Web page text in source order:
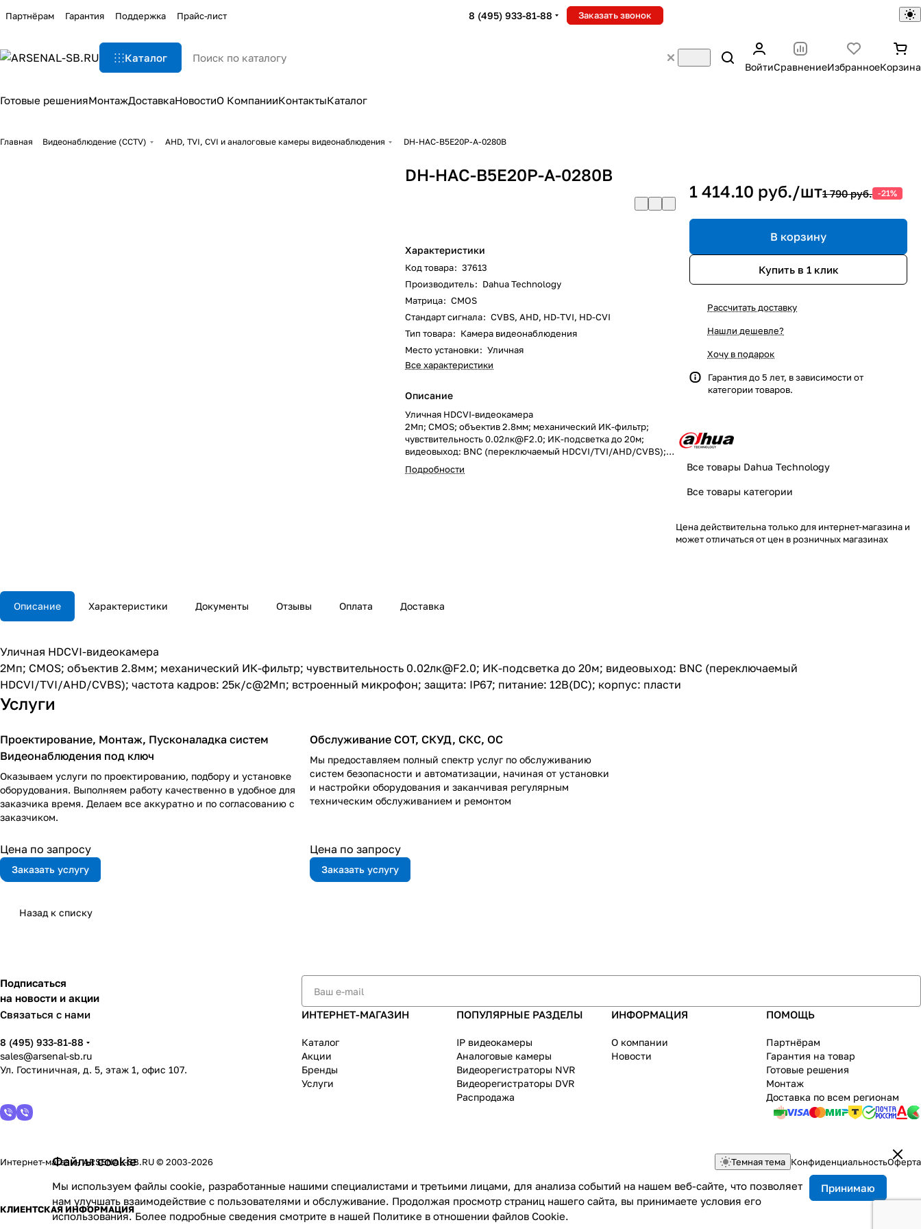
Партнёрам Гарантия Поддержка Прайс-лист 8 (495) 933-81-88 Заказать звонок
Каталог
ВойтиСравнениеИзбранноеКорзина
Готовые решенияМонтажДоставкаНовостиО КомпанииКонтактыКаталог
Главная Видеонаблюдение (CCTV) AHD, TVI, CVI и аналоговые камеры видеонаблюдения DH-HAC-B5E20P-A-0280B
DH-HAC-B5E20P-A-0280B
Характеристики
Код товара: 37613
Производитель: Dahua Technology
Матрица: CMOS
Стандарт сигнала: CVBS, AHD, HD-TVI, HD-CVI
Тип товара: Камера видеонаблюдения
Место установки: Уличная
Все характеристики
Описание
Уличная HDCVI-видеокамера
2Мп; CMOS; объектив 2.8мм; механический ИК-фильтр;
чувствительность 0.02лк@F2.0; ИК-подсветка до 20м;
видеовыход: BNC (переключаемый HDCVI/TVI/AHD/CVBS);
частота кадров: 25к/c@2Мп; встроенный микрофон; защита:
IP67; питание: 12В(DC); корпус: пласти
Подробности
1 414.10 руб./шт1 790 руб. -21%
В корзину
Купить в 1 клик
Рассчитать доставку
Нашли дешевле?
Хочу в подарок
Гарантия до 5 лет, в зависимости от
категории товаров.
Все товары Dahua Technology
Все товары категории
Цена действительна только для интернет-магазина и
может отличаться от цен в розничных магазинах
Описание Характеристики Документы Отзывы Оплата Доставка
Уличная HDCVI-видеокамера
2Мп; CMOS; объектив 2.8мм; механический ИК-фильтр; чувствительность 0.02лк@F2.0; ИК-подсветка до 20м; видеовыход: BNC (переключаемый
HDCVI/TVI/AHD/CVBS); частота кадров: 25к/c@2Мп; встроенный микрофон; защита: IP67; питание: 12В(DC); корпус: пласти
Услуги
Проектирование, Монтаж, Пусконаладка систем
Видеонаблюдения под ключ
Оказываем услуги по проектированию, подбору и установке
оборудования. Выполняем работу качественно в удобное для
заказчика время. Делаем все аккуратно и по согласованию с
заказчиком.
Цена по запросу
Заказать услугу
Обслуживание СОТ, СКУД, СКС, ОС
Мы предоставляем полный спектр услуг по обслуживанию
систем безопасности и автоматизации, начиная от установки
и настройки оборудования и заканчивая регулярным
техническим обслуживанием и ремонтом
Цена по запросу
Заказать услугу
Назад к списку
Подписаться
на новости и акции
Связаться с нами
8 (495) 933-81-88
sales@arsenal-sb.ru
Ул. Гостиничная, д. 5, этаж 1, офис 107.
ИНТЕРНЕТ-МАГАЗИН
Каталог
Акции
Бренды
Услуги
ПОПУЛЯРНЫЕ РАЗДЕЛЫ
IP видеокамеры
Аналоговые камеры
Видеорегистраторы NVR
Видеорегистраторы DVR
Распродажа
ИНФОРМАЦИЯ
О компании
Новости
ПОМОЩЬ
Партнёрам
Гарантия на товар
Готовые решения
Монтаж
Доставка по всем регионам
Интернет-магазин ARSENAL-SB.RU © 2003-2026 Темная тема КонфиденциальностьОферта
КЛИЕНТСКАЯ ИНФОРМАЦИЯ
Файлы cookie
Мы используем файлы cookie, разработанные нашими специалистами и третьими лицами, для анализа событий на нашем веб-сайте, что позволяет
нам улучшать взаимодействие с пользователями и обслуживание. Продолжая просмотр страниц нашего сайта, вы принимаете условия его
использования. Более подробные сведения смотрите в нашей Политике в отношении файлов Cookie.
Принимаю